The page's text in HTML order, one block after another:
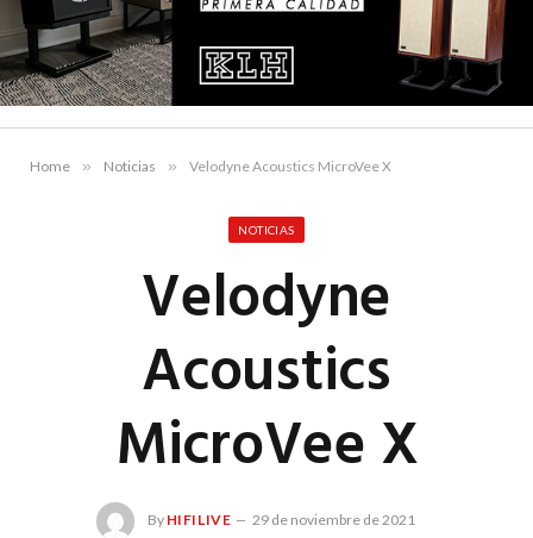
Home » Noticias » Velodyne Acoustics MicroVee X
NOTICIAS
Velodyne
Acoustics
MicroVee X
By HIFILIVE 29 de noviembre de 2021